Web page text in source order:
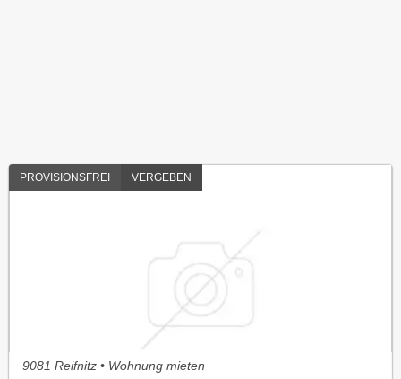
PROVISIONSFREI VERGEBEN
9081 Reifnitz • Wohnung mieten